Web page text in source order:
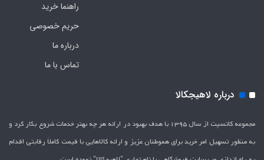
راهنما خرید
حریم خصوصی
درباره ما
تماس با ما
درباره لاهیجکالا
مجموعه کانسپت از سال 1395 با هدف بهبود در ارائه هر چه بهتر خدمات شروع بکار کرد و
به منظور تسهیل امر خرید برای هموطنان عزیز و ارائه کالاهایی با قیمت کاملاَ رقابتی اقدام